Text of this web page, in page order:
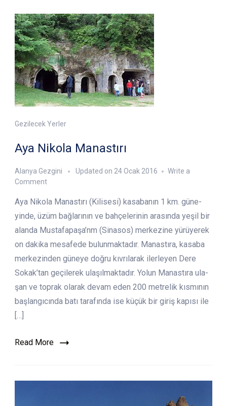
Gezilecek Yerler
Aya Nikola Manastırı
Alanya Gezgini Updated on 24 Ocak 2016
Write a
Commenton
Nikola
Manastırı
Aya Nikola Manastırı (Kilisesi) kasabanın 1 km. güne­
yinde, üzüm bağlarının ve bahçelerinin arasında yeşil bir
alanda Mustafapaşa’nm (Sinasos) merkezine yürüyerek
on dakika mesafede bulunmaktadır. Manastıra, kasaba
merkezinden güneye doğru kıvrılarak ilerleyen Dere
Sokak’tan geçilerek ulaşılmaktadır. Yolun Manastıra ula­
şan ve toprak olarak devam eden 200 metrelik kısmının
başlangıcında batı tarafında ise küçük bir giriş kapısı ile
[…]
Read More